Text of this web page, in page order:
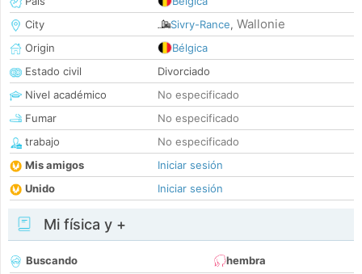
City
Sivry-Rance, Wallonie
Origin
Bélgica
Estado civil
Divorciado
Nivel académico
No especificado
Fumar
No especificado
trabajo
No especificado
Mis amigos
Iniciar sesión
Unido
Iniciar sesión
Mi física y +
Buscando
hembra